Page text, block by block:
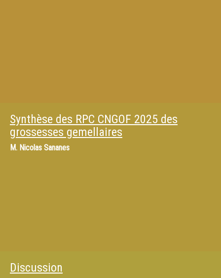
Synthèse des RPC CNGOF 2025 des
grossesses gemellaires
M. Nicolas Sananes
Discussion